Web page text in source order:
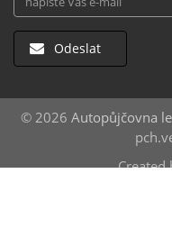
Odeslat
© 2026 Autopůjčovna